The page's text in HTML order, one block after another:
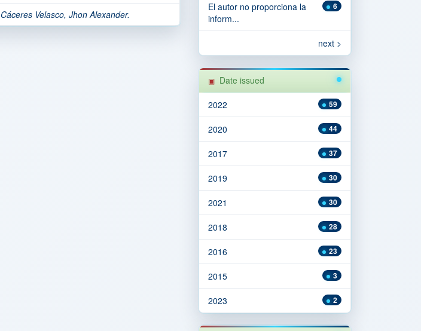
Cáceres Velasco, Jhon Alexander.
6
El autor no proporciona la
inform...
next >
Date issued
59
2022
44
2020
37
2017
30
2019
30
2021
28
2018
23
2016
3
2015
2
2023